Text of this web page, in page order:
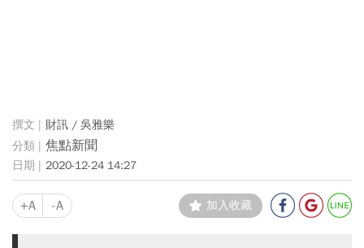
財訊 / 吳雅樂
焦點新聞
2020-12-24 14:27
+A -A 加入收藏